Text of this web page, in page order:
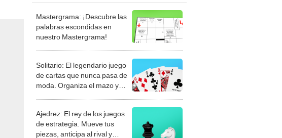
Mastergrama: ¡Descubre las
palabras escondidas en
nuestro Mastergrama!
Solitario: El legendario juego
de cartas que nunca pasa de
moda. Organiza el mazo y
Ajedrez: El rey de los juegos
de estrategia. Mueve tus
piezas, anticipa al rival y